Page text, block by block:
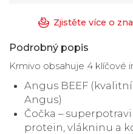
Zjistěte více o
Podrobný popis
Krmivo obsahuje 4 klíčové
Angus BEEF
Angus)
Čočka –
protein, vlákninu a